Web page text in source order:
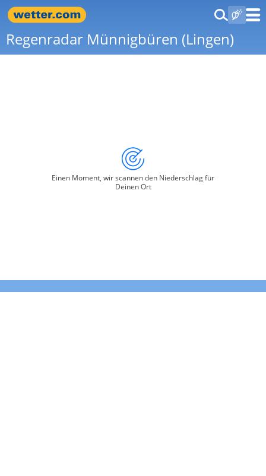
Regenradar Münnigbüren (Lingen)
Einen Moment, wir scannen den Niederschlag für
Deinen Ort